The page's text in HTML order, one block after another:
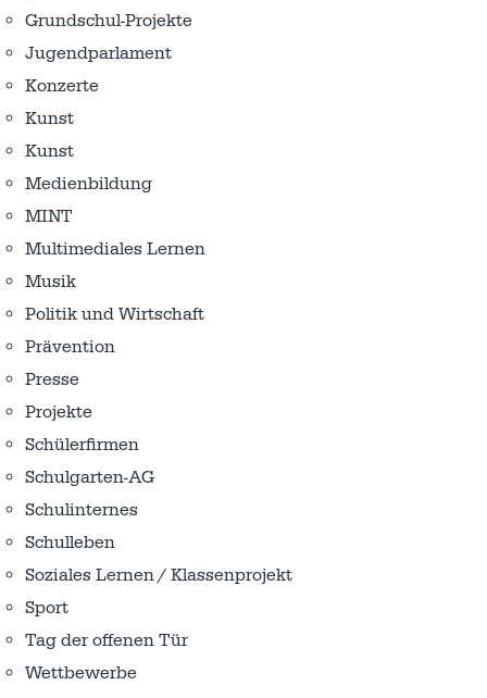
Grundschul-Projekte
Jugendparlament
Konzerte
Kunst
Kunst
Medienbildung
MINT
Multimediales Lernen
Musik
Politik und Wirtschaft
Prävention
Presse
Projekte
Schülerfirmen
Schulgarten-AG
Schulinternes
Schulleben
Soziales Lernen / Klassenprojekt
Sport
Tag der offenen Tür
Wettbewerbe